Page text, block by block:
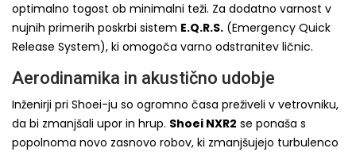
optimalno togost ob minimalni teži. Za dodatno varnost v
nujnih primerih poskrbi sistem E.Q.R.S. (Emergency Quick
Release System), ki omogoča varno odstranitev ličnic.
Aerodinamika in akustično udobje
Inženirji pri Shoei-ju so ogromno časa preživeli v vetrovniku,
da bi zmanjšali upor in hrup. Shoei NXR2 se ponaša s
popolnoma novo zasnovo robov, ki zmanjšujejo turbulenco